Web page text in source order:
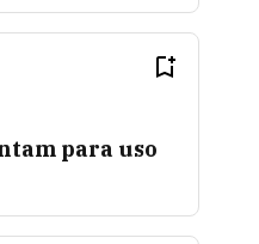
para uso